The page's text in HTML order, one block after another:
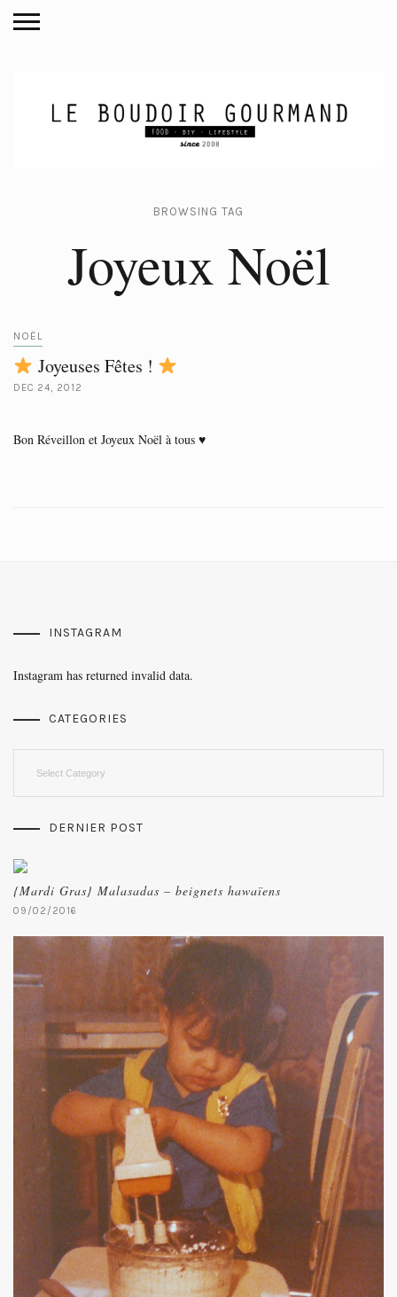
BROWSING TAG
Joyeux Noël
NOËL
Joyeuses Fêtes !
DEC 24, 2012
Bon Réveillon et Joyeux Noël à tous ♥
INSTAGRAM
Instagram has returned invalid data.
CATEGORIES
DERNIER POST
{Mardi Gras} Malasadas – beignets hawaïens
09/02/2016